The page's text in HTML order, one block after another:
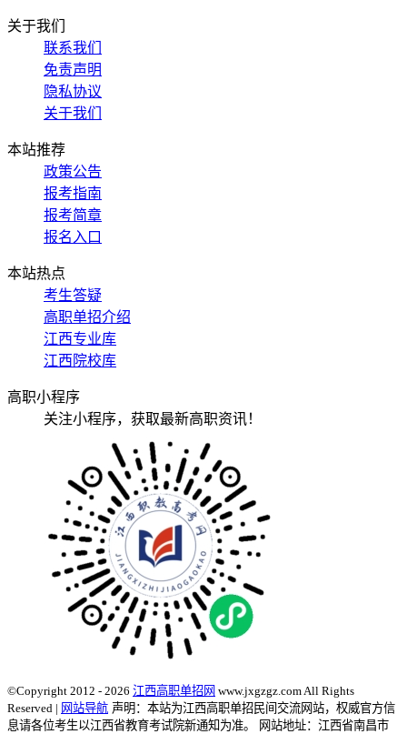
关于我们
联系我们
免责声明
隐私协议
关于我们
本站推荐
政策公告
报考指南
报考简章
报名入口
本站热点
考生答疑
高职单招介绍
江西专业库
江西院校库
高职小程序
关注小程序，获取最新高职资讯！
©Copyright 2012 - 2026 江西高职单招网 www.jxgzgz.com All Rights
Reserved | 网站导航 声明：本站为江西高职单招民间交流网站，权威官方信
息请各位考生以江西省教育考试院新通知为准。
网站地址：江西省南昌市